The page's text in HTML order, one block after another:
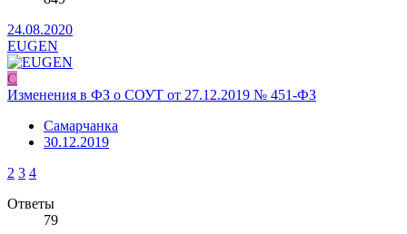
24.08.2020
EUGEN
С
Изменения в ФЗ о СОУТ от 27.12.2019 № 451-ФЗ
Самарчанка
30.12.2019
2 3 4
Ответы
79